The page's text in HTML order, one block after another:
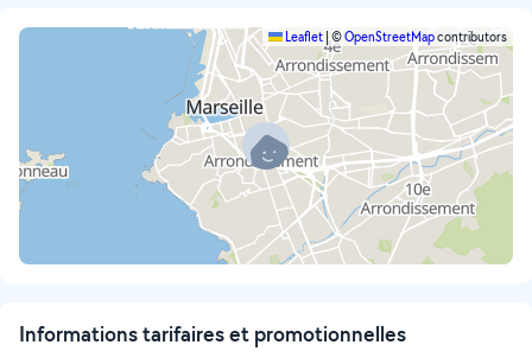
Leaflet ©OpenStreetMapcontributors
Informations tarifaires et promotionnelles